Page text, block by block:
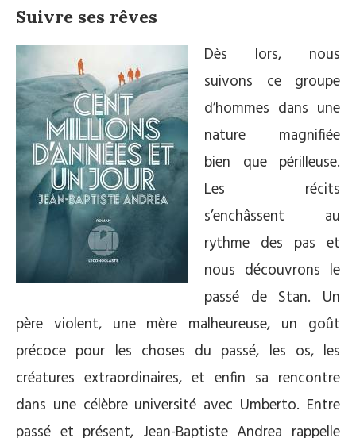
Suivre ses rêves
Dès lors, nous
suivons ce groupe
d’hommes dans une
nature magnifiée
bien que périlleuse.
Les récits
s’enchâssent au
rythme des pas et
nous découvrons le
passé de Stan. Un
père violent, une mère malheureuse, un goût
précoce pour les choses du passé, les os, les
créatures extraordinaires, et enfin sa rencontre
dans une célèbre université avec Umberto. Entre
passé et présent, Jean-Baptiste Andrea rappelle